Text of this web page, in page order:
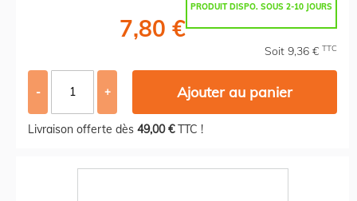
PRODUIT DISPO. SOUS 2-10 JOURS
7,80 €
Soit 9,36 € TTC
- + Ajouter au panier
Livraison offerte dès 49,00 €TTC !